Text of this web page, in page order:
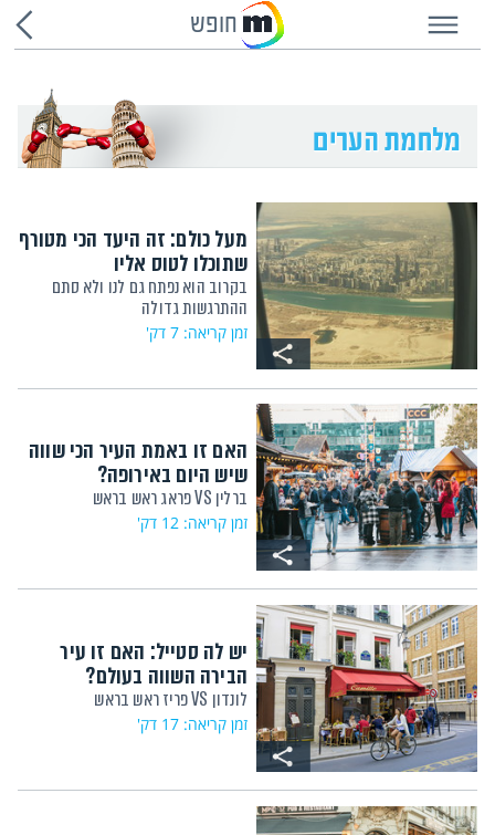
חופש
מעל כולם: זה היעד הכי מטורף
שתוכלו לטוס אליו
בקרוב הוא נפתח גם לנו ולא סתם
ההתרגשות גדולה
זמן קריאה: 7 דק'
האם זו באמת העיר הכי שווה
שיש היום באירופה?
ברלין VS פראג ראש בראש
זמן קריאה: 12 דק'
יש לה סטייל: האם זו עיר
הבירה השווה בעולם?
לונדון VS פריז ראש בראש
זמן קריאה: 17 דק'